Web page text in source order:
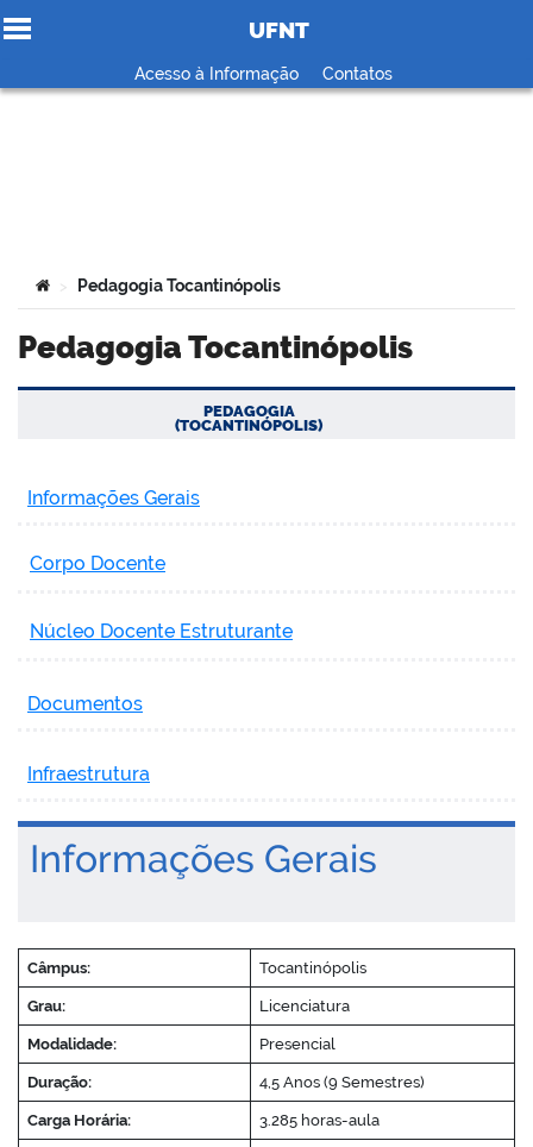
Ir para o conteúdo
UFNT
Acesso à Informação Contatos
Você está aqui:
> Pedagogia Tocantinópolis
Pedagogia Tocantinópolis
PEDAGOGIA
(TOCANTINÓPOLIS)
Informações Gerais
Corpo Docente
Núcleo Docente Estruturante
Documentos
Infraestrutura
Informações Gerais
Câmpus: Tocantinópolis
Grau: Licenciatura
Modalidade: Presencial
Duração: 4,5 Anos (9 Semestres)
Carga Horária: 3.285 horas-aula